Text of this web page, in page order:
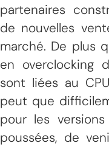
partenaires
de nouvelles
marché. De plus
en overclocking
sont liées au
peut que
pour les
poussées, de